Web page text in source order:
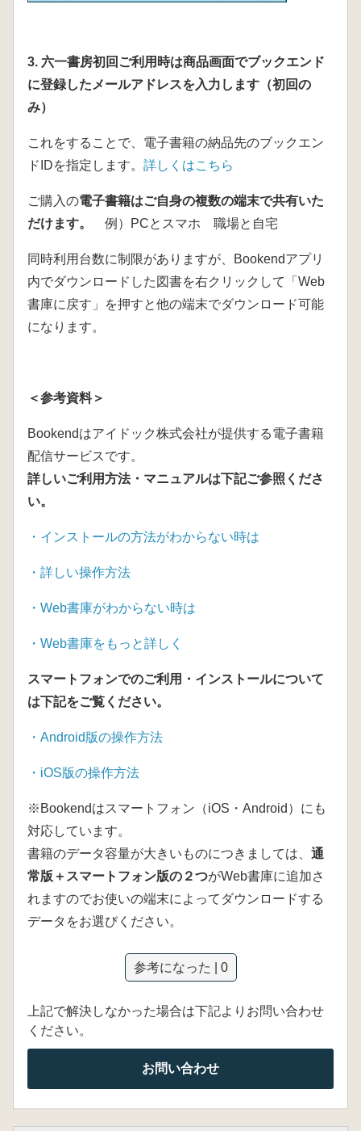
3. 六一書房初回ご利用時は商品画面でブックエンド
に登録したメールアドレスを入力します（初回の
み）
これをすることで、電子書籍の納品先のブックエン
ドIDを指定します。 詳しくはこちら
ご購入の電子書籍はご自身の複数の端末で共有いた
だけます。 例）PCとスマホ 職場と自宅
同時利用台数に制限がありますが、Bookendアプリ
内でダウンロードした図書を右クリックして「Web
書庫に戻す」を押すと他の端末でダウンロード可能
になります。
＜参考資料＞
Bookendはアイドック株式会社が提供する電子書籍
配信サービスです。
詳しいご利用方法・マニュアルは下記ご参照くださ
い。
・インストールの方法がわからない時は
・ 詳しい操作方法
・ Web書庫がわからない時は
・ Web書庫をもっと詳しく
スマートフォンでのご利用・インストールについて
は下記をご覧ください。
・ Android版の操作方法
・ iOS版の操作方法
※Bookendはスマートフォン（iOS・Android）にも
対応しています。
書籍のデータ容量が大きいものにつきましては、 通
常版＋スマートフォン版の２つがWeb書庫に追加さ
れますのでお使いの端末によってダウンロードする
データをお選びください。
参考になった | 0
上記で解決しなかった場合は下記よりお問い合わせ
ください。
お問い合わせ